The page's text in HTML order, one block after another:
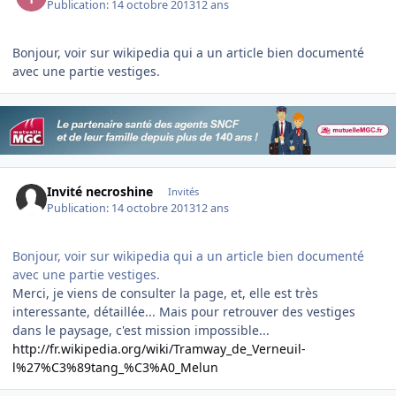
Publication: 14 octobre 201312 ans
Bonjour, voir sur wikipedia qui a un article bien documenté
avec une partie vestiges.
Invité necroshine Invités
Publication: 14 octobre 201312 ans
Bonjour, voir sur wikipedia qui a un article bien documenté
avec une partie vestiges.
Merci, je viens de consulter la page, et, elle est très
interessante, détaillée... Mais pour retrouver des vestiges
dans le paysage, c'est mission impossible...
http://fr.wikipedia.org/wiki/Tramway_de_Verneuil-
l%27%C3%89tang_%C3%A0_Melun